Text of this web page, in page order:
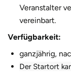
Veranstalter
vereinbart.
Verfügbarkeit:
ganzjährig,
Der Startort
Heldburg
Herzogenaurach
Herzogtum